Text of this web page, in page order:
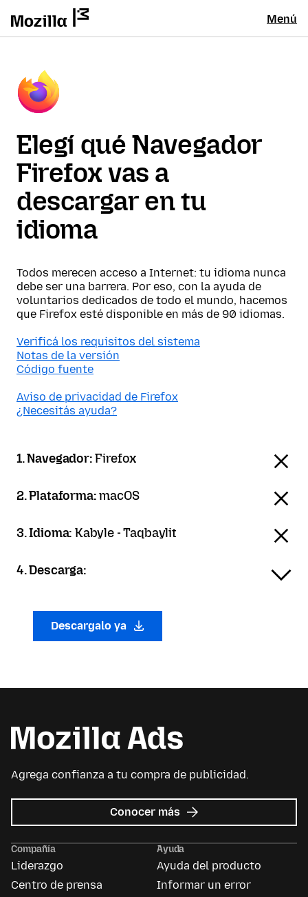
Menú
Elegí qué Navegador
Firefox vas a
descargar en tu
idioma
Todos merecen acceso a Internet: tu idioma nunca
debe ser una barrera. Por eso, con la ayuda de
voluntarios dedicados de todo el mundo, hacemos
que Firefox esté disponible en más de 90 idiomas.
Verificá los requisitos del sistema
Notas de la versión
Código fuente
Aviso de privacidad de Firefox
¿Necesitás ayuda?
1. Navegador:Firefox
2. Plataforma:macOS
3. Idioma:Kabyle - Taqbaylit
4. Descarga:
Descargalo ya
Agrega confianza a tu compra de publicidad.
Conocer más sobre
Mozilla
Compañía
Liderazgo
Centro de prensa
Ayuda
Ayuda del producto
Informar un error